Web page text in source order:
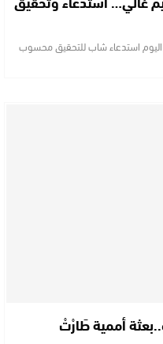
استدعاء شاب للتحقيق محسوب
أممية طَارْتْ